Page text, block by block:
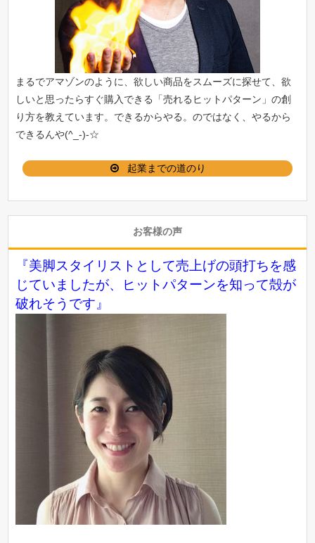
まるでアマゾンのように、欲しい商品をスムーズに探せて、欲
しいと思ったらすぐ購入できる「売れるヒットパターン 」の創
り方を教えています。できるからやる。のではなく、やるから
できるんや(^_-)-☆
起業までの道のり
お客様の声
『美脚スタイリストとして売上げの頭打ちを感
じていましたが、ヒットパターンを知って殻が
破れそうです』